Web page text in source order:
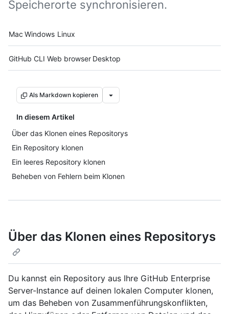
Speicherorte synchronisieren.
Platform navigation
Mac Windows Linux
Tool navigation
GitHub CLI Web browser Desktop
Als Markdown kopieren
In diesem Artikel
Über das Klonen eines Repositorys
Ein Repository klonen
Ein leeres Repository klonen
Beheben von Fehlern beim Klonen
Über das Klonen eines Repositorys
Du kannst ein Repository aus Ihre GitHub Enterprise
Server-Instance auf deinen lokalen Computer klonen,
um das Beheben von Zusammenführungskonflikten,